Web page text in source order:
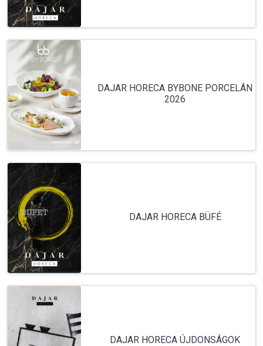
DAJAR HORECA BYBONE PORCELÁN
2026
DAJAR HORECA BÜFÉ
DAJAR HORECA ÚJDONSÁGOK